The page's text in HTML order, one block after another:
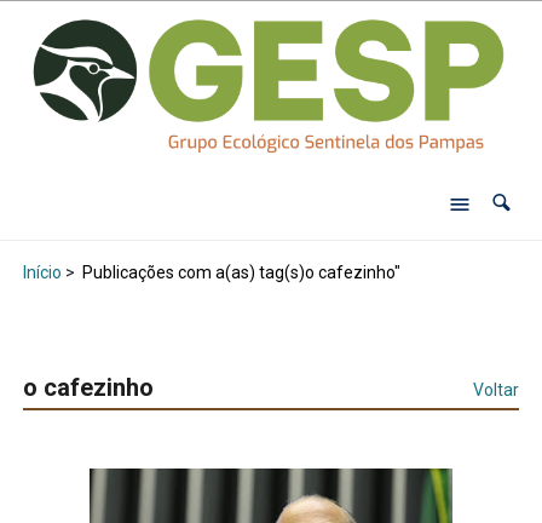
Início > Publicações com a(as) tag(s)o cafezinho"
o cafezinho Voltar